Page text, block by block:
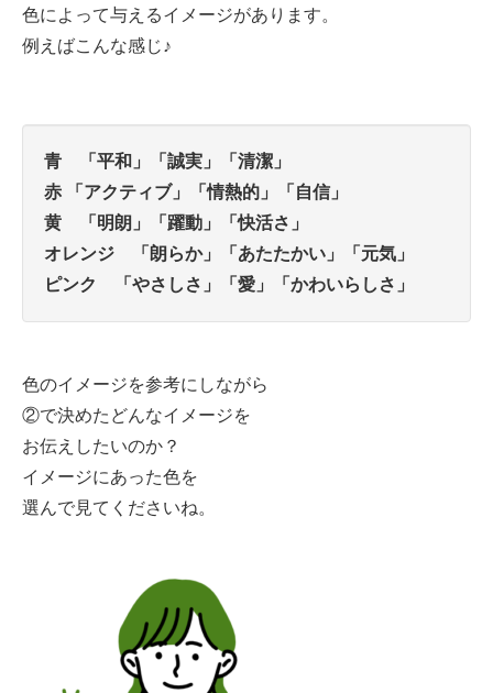
色によって与えるイメージがあります。
例えばこんな感じ♪
青 「平和」「誠実」「清潔」
赤 「アクティブ」「情熱的」「自信」
黄 「明朗」「躍動」「快活さ」
オレンジ 「朗らか」「あたたかい」「元気」
ピンク 「やさしさ」「愛」「かわいらしさ」
色のイメージを参考にしながら
②で決めたどんなイメージを
お伝えしたいのか？
イメージにあった色を
選んで見てくださいね。